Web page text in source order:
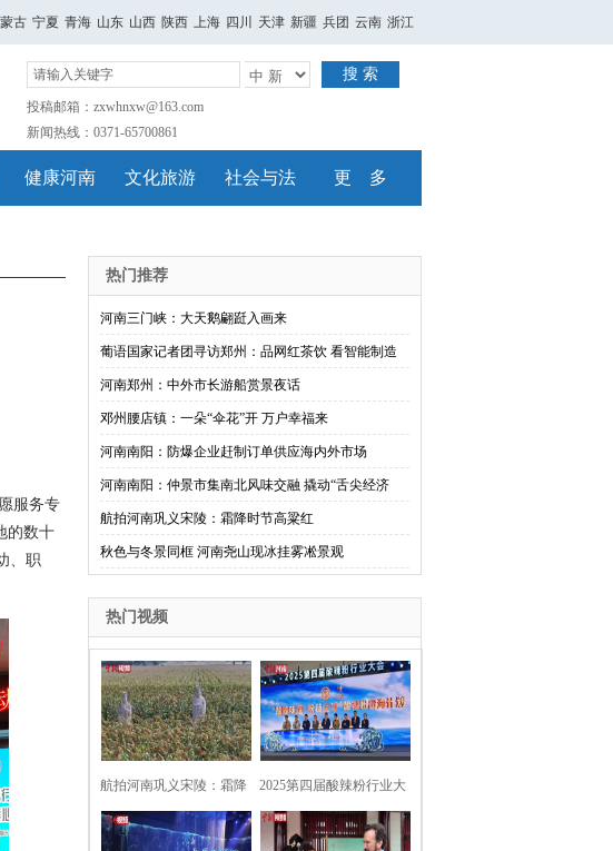
古 宁夏 青海 山东 山西 陕西 上海 四川 天津 新疆 兵团 云南 浙江
搜 索
投稿邮箱：zxwhnxw@163.com
新闻热线：0371-65700861
健康河南 文化旅游 社会与法 更 多
服务专
的数十
、职
热门推荐
河南三门峡：大天鹅翩跹入画来
葡语国家记者团寻访郑州：品网红茶饮 看智能制造
河南郑州：中外市长游船赏景夜话
邓州腰店镇：一朵“伞花”开 万户幸福来
河南南阳：防爆企业赶制订单供应海内外市场
河南南阳：仲景市集南北风味交融 撬动“舌尖经济
航拍河南巩义宋陵：霜降时节高粱红
秋色与冬景同框 河南尧山现冰挂雾凇景观
热门视频
航拍河南巩义宋陵：霜降
时节高粱红
2025第四届酸辣粉行业大
会在河南开封举行